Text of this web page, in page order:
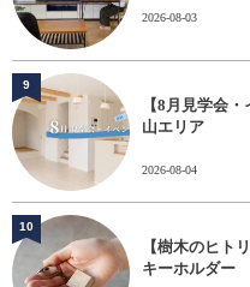
2026-08-03
【8月見学会
山エリア
2026-08-04
9
【樹木のヒト
キーホルダー
10